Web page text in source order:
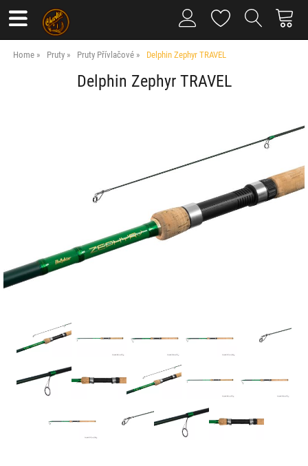
Home Pruty Pruty Přívlačové Delphin Zephyr TRAVEL
Delphin Zephyr TRAVEL